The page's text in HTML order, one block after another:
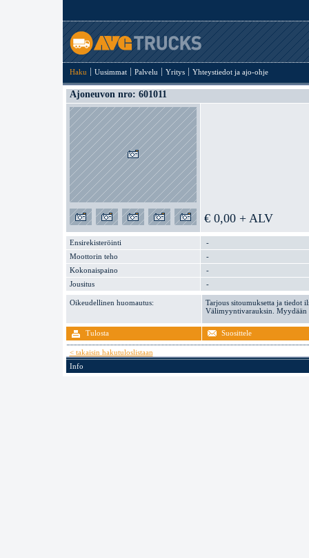
Haku Uusimmat Palvelu Yritys Yhteystiedot ja ajo-ohje
Ajoneuvon nro: 601011
€ 0,00 + ALV
Ensirekisteröinti
-
Moottorin teho
-
Kokonaispaino
-
Jousitus
-
Oikeudellinen huomautus:
Tarjous sitoumuksetta ja tiedot
Välimyyntivarauksin.
Tulosta Suosittele
< takaisin hakutuloslistaan
Info